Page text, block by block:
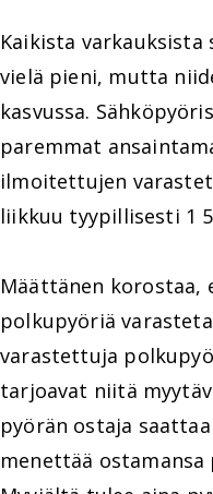
Kaikista
vielä pieni, mutta
kasvussa.
paremmat
ilmoitettujen
liikkuu tyypillisesti 1
Määttänen
polkupyöriä
varastettuja
tarjoavat niitä
pyörän ostaja
menettää